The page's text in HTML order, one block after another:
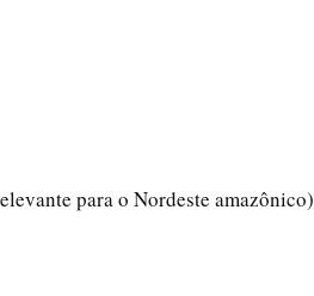
para o Nordeste amazônico)